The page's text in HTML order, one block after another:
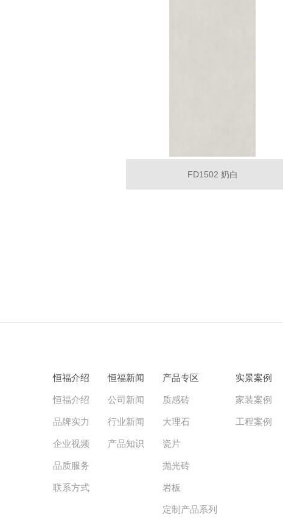
FD1502 奶白
恒福介绍
恒福介绍
品牌实力
企业视频
品质服务
联系方式
恒福新闻
公司新闻
行业新闻
产品知识
产品专区
质感砖
大理石
瓷片
抛光砖
岩板
定制产品系列
实景案例
家装案例
工程案例